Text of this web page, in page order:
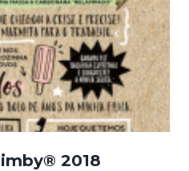
2018